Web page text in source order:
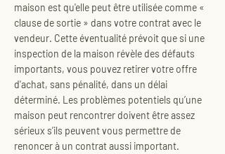
maison est qu'elle peut être utilisée comme «
clause de sortie » dans votre contrat avec le
vendeur. Cette éventualité prévoit que si une
inspection de la maison révèle des défauts
importants, vous pouvez retirer votre offre
d'achat, sans pénalité, dans un délai
déterminé. Les problèmes potentiels qu’une
maison peut rencontrer doivent être assez
sérieux s’ils peuvent vous permettre de
renoncer à un contrat aussi important.